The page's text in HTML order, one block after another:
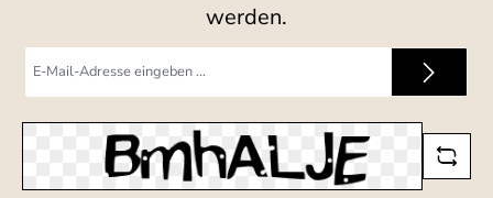
werden.
Mail-